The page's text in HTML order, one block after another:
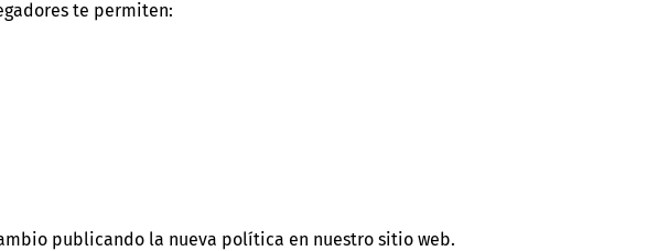
te permiten:
publicando la nueva política en nuestro sitio web.